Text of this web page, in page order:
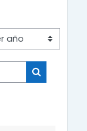
Search